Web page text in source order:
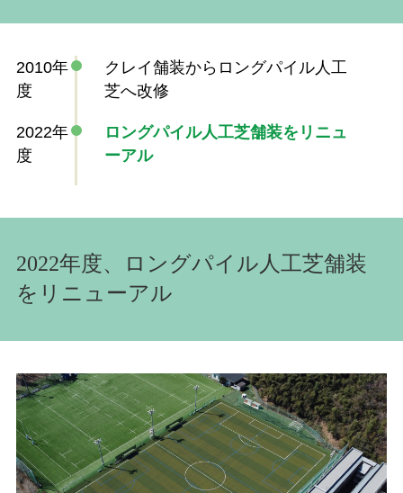
2010年
度
クレイ舗装からロングパイル人工
芝へ改修
2022年
度
ロングパイル人工芝舗装をリニュ
ーアル
2022年度、ロングパイル人工芝舗装
をリニューアル